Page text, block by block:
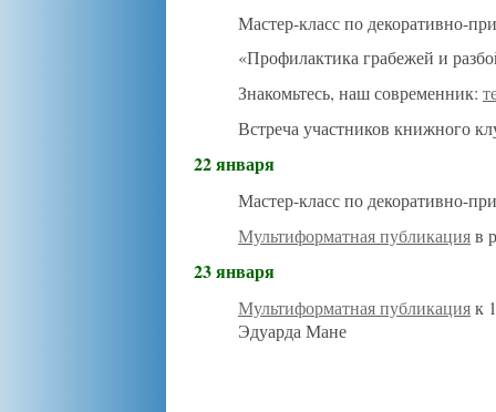
Мастер-класс по декоративно-
«Профилактика грабежей и
Знакомьтесь, наш современник:
Встреча участников книжного
22 января
Мастер-класс по декоративно-
Мультиформатная публикацияв
23 января
Мультиформатная публикацияк
Эдуарда Мане